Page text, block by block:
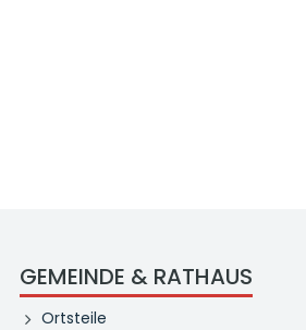
GEMEINDE & RATHAUS
Ortsteile